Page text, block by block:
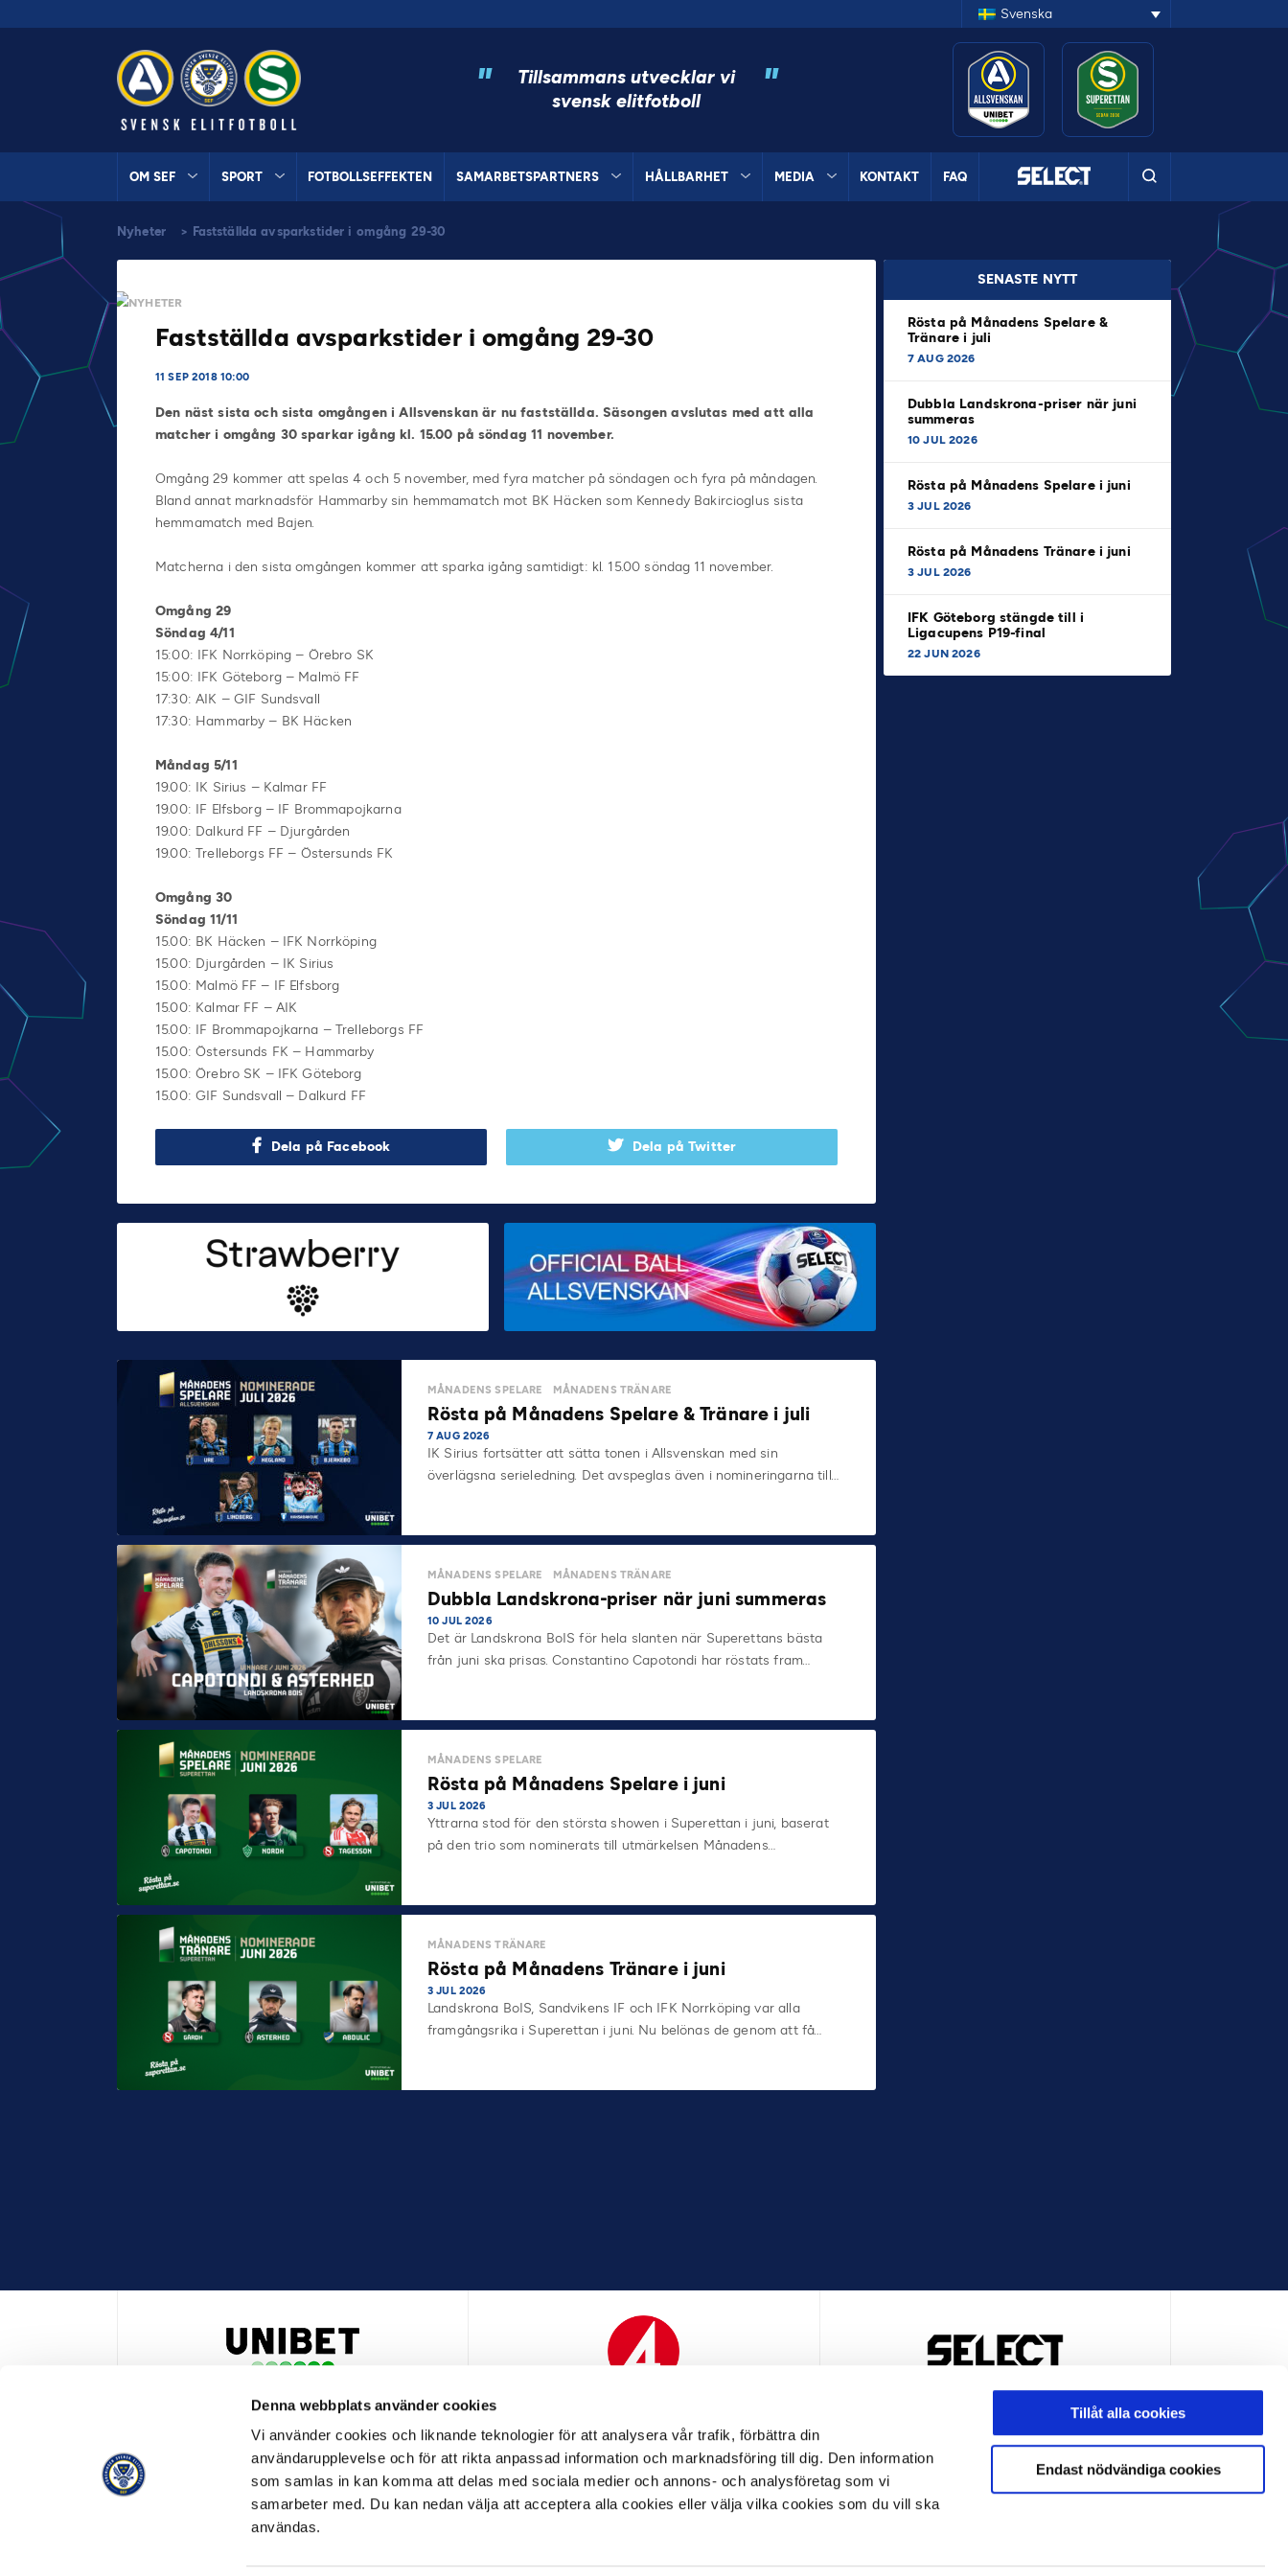
Denna webbplats använder cookies
Vi använder cookies och liknande teknologier för att analysera vår trafik, förbättra din
användarupplevelse och för att rikta anpassad information och marknadsföring till dig. Den information
som samlas in kan komma att delas med sociala medier och annons- och analysföretag som vi
samarbeter med. Du kan nedan välja att acceptera alla cookies eller välja vilka cookies som du vill ska
användas.
Tillåt alla cookies
Endast nödvändiga cookies
Svenska
"
Tillsammans utvecklar vi
svensk elitfotboll
"
OM SEF SPORT FOTBOLLSEFFEKTEN SAMARBETSPARTNERS HÅLLBARHET MEDIA KONTAKT FAQ
Nyheter > Fastställda avsparkstider i omgång 29-30
NYHETER
Fastställda avsparkstider i omgång 29-30
11 SEP 2018 10:00
Den näst sista och sista omgången i Allsvenskan är nu fastställda. Säsongen avslutas med att alla
matcher i omgång 30 sparkar igång kl. 15.00 på söndag 11 november.
Omgång 29 kommer att spelas 4 och 5 november, med fyra matcher på söndagen och fyra på måndagen.
Bland annat marknadsför Hammarby sin hemmamatch mot BK Häcken som Kennedy Bakircioglus sista
hemmamatch med Bajen.
Matcherna i den sista omgången kommer att sparka igång samtidigt: kl. 15.00 söndag 11 november.
Omgång 29
Söndag 4/11
15:00: IFK Norrköping – Örebro SK
15:00: IFK Göteborg – Malmö FF
17:30: AIK – GIF Sundsvall
17:30: Hammarby – BK Häcken
Måndag 5/11
19.00: IK Sirius – Kalmar FF
19.00: IF Elfsborg – IF Brommapojkarna
19.00: Dalkurd FF – Djurgården
19.00: Trelleborgs FF – Östersunds FK
Omgång 30
Söndag 11/11
15.00: BK Häcken – IFK Norrköping
15.00: Djurgården – IK Sirius
15.00: Malmö FF – IF Elfsborg
15.00: Kalmar FF – AIK
15.00: IF Brommapojkarna – Trelleborgs FF
15.00: Östersunds FK – Hammarby
15.00: Örebro SK – IFK Göteborg
15.00: GIF Sundsvall – Dalkurd FF
Dela på Facebook Dela på Twitter
SENASTE NYTT
Rösta på Månadens Spelare &
Tränare i juli
7 AUG 2026
Dubbla Landskrona-priser när juni
summeras
10 JUL 2026
Rösta på Månadens Spelare i juni
3 JUL 2026
Rösta på Månadens Tränare i juni
3 JUL 2026
IFK Göteborg stängde till i
Ligacupens P19-final
22 JUN 2026
MÅNADENS SPELARE MÅNADENS TRÄNARE
Rösta på Månadens Spelare & Tränare i juli
7 AUG 2026
IK Sirius fortsätter att sätta tonen i Allsvenskan med sin
överlägsna serieledning. Det avspeglas även i nomineringarna till…
MÅNADENS SPELARE MÅNADENS TRÄNARE
Dubbla Landskrona-priser när juni summeras
10 JUL 2026
Det är Landskrona BoIS för hela slanten när Superettans bästa
från juni ska prisas. Constantino Capotondi har röstats fram…
MÅNADENS SPELARE
Rösta på Månadens Spelare i juni
3 JUL 2026
Yttrarna stod för den största showen i Superettan i juni, baserat
på den trio som nominerats till utmärkelsen Månadens…
MÅNADENS TRÄNARE
Rösta på Månadens Tränare i juni
3 JUL 2026
Landskrona BoIS, Sandvikens IF och IFK Norrköping var alla
framgångsrika i Superettan i juni. Nu belönas de genom att få…
HUVUDPARTNER OCH PRESENTING PARTNER ALLSVENSKAN